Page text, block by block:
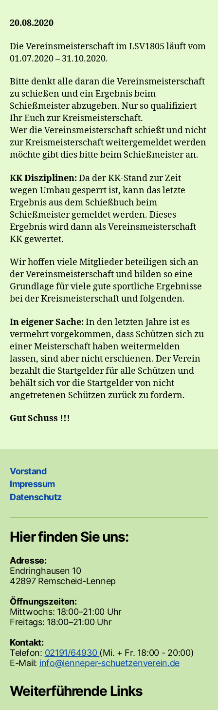
20.08.2020
Die Vereinsmeisterschaft im LSV1805 läuft vom
01.07.2020 – 31.10.2020.
Bitte denkt alle daran die Vereinsmeisterschaft
zu schießen und ein Ergebnis beim
Schießmeister abzugeben. Nur so qualifiziert
Ihr Euch zur Kreismeisterschaft.
Wer die Vereinsmeisterschaft schießt und nicht
zur Kreismeisterschaft weitergemeldet werden
möchte gibt dies bitte beim Schießmeister an.
KK Disziplinen:Da der KK-Stand zur Zeit
wegen Umbau gesperrt ist, kann das letzte
Ergebnis aus dem Schießbuch beim
Schießmeister gemeldet werden. Dieses
Ergebnis wird dann als Vereinsmeisterschaft
KK gewertet.
Wir hoffen viele Mitglieder beteiligen sich an
der Vereinsmeisterschaft und bilden so eine
Grundlage für viele gute sportliche Ergebnisse
bei der Kreismeisterschaft und folgenden.
In eigener Sache:In den letzten Jahre ist es
vermehrt vorgekommen, dass Schützen sich zu
einer Meisterschaft haben weitermelden
lassen, sind aber nicht erschienen. Der Verein
bezahlt die Startgelder für alle Schützen und
behält sich vor die Startgelder von nicht
angetretenen Schützen zurück zu fordern.
Gut Schuss !!!
Vorstand
Impressum
Datenschutz
Hier finden Sie uns:
Adresse:
Endringhausen 10
42897 Remscheid-Lennep
Öffnungszeiten:
Mittwochs: 18:00–21:00 Uhr
Freitags: 18:00–21:00 Uhr
Kontakt:
Telefon: 02191/64930 (Mi. + Fr. 18:00 - 20:00)
E-Mail:
Weiterführende Links